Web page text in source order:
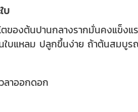
บ
ตของต้นปานกลางรากมั่นคงแข็ง
ใบแหลม ปลูกขึ้นง่าย ถ้าต้นสมบู
ลาออกดอก